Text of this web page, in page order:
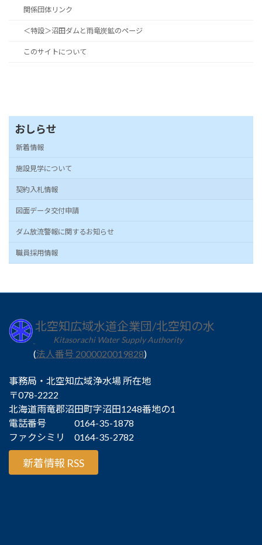
関係団体リンク
＜特設＞沼田ダムと雨竜炭鉱のページ
このサイトについて
おしらせ
新着情報
施設見学について
契約入札情報
図面データ交付申請
ダム放流警報に関するお知らせ
職員採用情報
北空知広域水道企業団/北空知の水
Kitasorachi Water Supply Authority
(法人番号 2000020019828)
事務局・北空知広域浄水場 所在地
〒078-2222
北海道雨竜郡沼田町字沼田1248番地の1
電話番号 0164-35-1878
ファクシミリ 0164-35-2782
新着情報 RSS